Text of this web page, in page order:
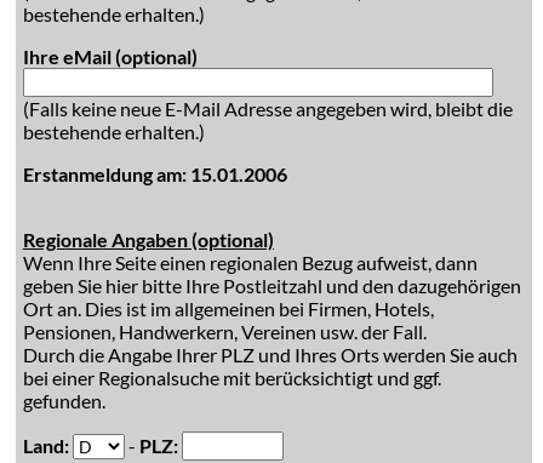
bestehende erhalten.)
Ihre eMail (optional)
(Falls keine neue E-Mail Adresse angegeben wird, bleibt die
bestehende erhalten.)
Erstanmeldung am: 15.01.2006
Regionale Angaben (optional)
Wenn Ihre Seite einen regionalen Bezug aufweist, dann
geben Sie hier bitte Ihre Postleitzahl und den dazugehörigen
Ort an. Dies ist im allgemeinen bei Firmen, Hotels,
Pensionen, Handwerkern, Vereinen usw. der Fall.
Durch die Angabe Ihrer PLZ und Ihres Orts werden Sie auch
bei einer Regionalsuche mit berücksichtigt und ggf.
gefunden.
Land:
- PLZ: